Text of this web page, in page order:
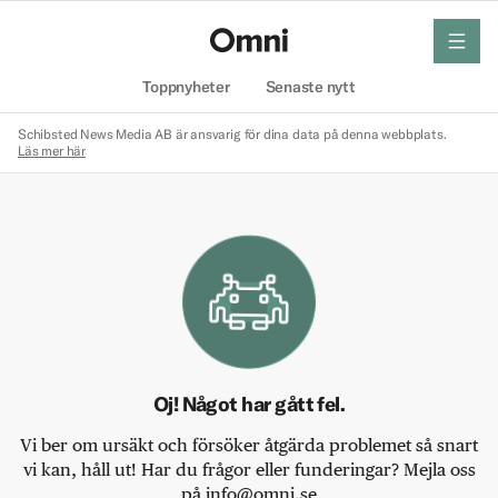
Toppnyheter Senaste nytt
meny
Schibsted News Media AB är ansvarig för dina data på denna webbplats.
Läs mer här
Oj! Något har gått fel.
Vi ber om ursäkt och försöker åtgärda problemet så snart
vi kan, håll ut! Har du frågor eller funderingar? Mejla oss